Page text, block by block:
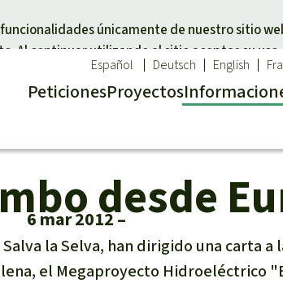
únicamente de nuestro sitio
Al continuar utilizando el sitio aceptas su uso.
PeticionesProyectosInfo
Español Deutsch English
Donar para una región
Sudeste de Asia
África
Latinoamérica
desde
6 mar 2012
la Selva, han dirigido una carta
el Megaproyecto Hidroeléctrico